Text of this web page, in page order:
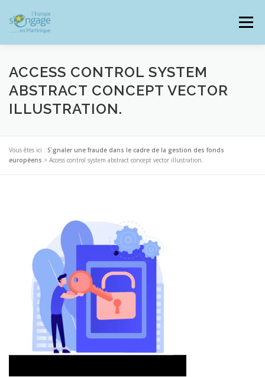
contenu
Menu
PROGRAMMES J’AI UN PROJET
JE SUIS BÉNÉFICIAIRE
SIGNALER UNE FRAUDE
ACCESS CONTROL SYSTEM
ABSTRACT CONCEPT VECTOR
ILLUSTRATION.
Vous êtes ici : Signaler une fraude dans le cadre de la gestion des fonds
européens > Access control system abstract concept vector illustration.